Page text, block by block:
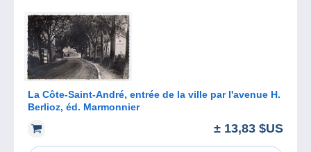
La Côte-Saint-André, entrée de la ville par l'avenue H.
Berlioz, éd. Marmonnier
± 13,83 $US